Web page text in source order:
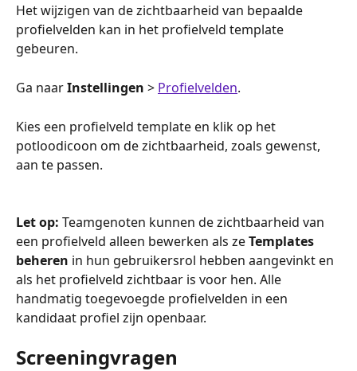
Het wijzigen van de zichtbaarheid van bepaalde
profielvelden kan in het profielveld template
gebeuren.
Ga naar Instellingen > Profielvelden.
Kies een profielveld template en klik op het
potloodicoon om de zichtbaarheid, zoals gewenst,
aan te passen.
Let op: Teamgenoten kunnen de zichtbaarheid van
een profielveld alleen bewerken als ze Templates
beheren in hun gebruikersrol hebben aangevinkt en
als het profielveld zichtbaar is voor hen. Alle
handmatig toegevoegde profielvelden in een
kandidaat profiel zijn openbaar.
Screeningvragen